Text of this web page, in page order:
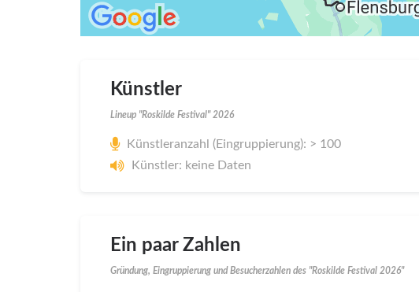
Künstler
Lineup "Roskilde Festival" 2026
Künstleranzahl (Eingruppierung): > 100
Künstler: keine Daten
Ein paar Zahlen
Gründung, Eingruppierung und Besucherzahlen des "Roskilde Festival 2026"